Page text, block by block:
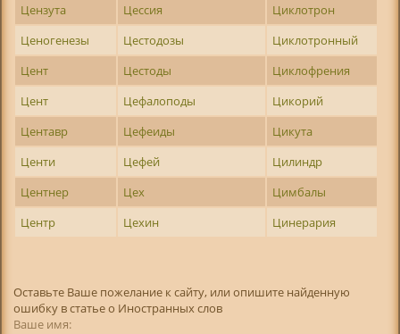
Цензута
Цессия
Циклотрон
Ценогенезы
Цестодозы
Циклотронный
Цент
Цестоды
Циклофрения
Цент
Цефалоподы
Цикорий
Центавр
Цефеиды
Цикута
Центи
Цефей
Цилиндр
Центнер
Цех
Цимбалы
Центр
Цехин Цинерария
Оставьте Ваше пожелание к сайту, или опишите найденную
ошибку в статье о Иностранных слов
Ваше имя: